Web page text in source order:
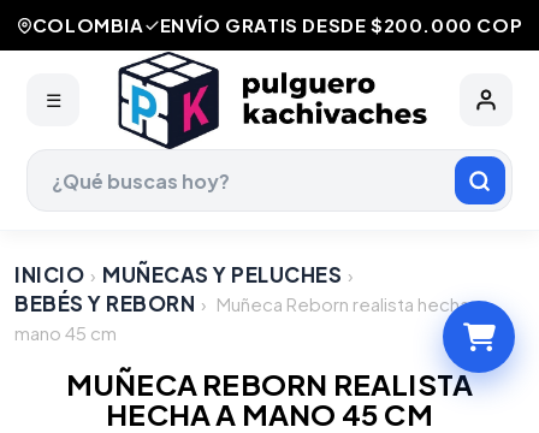
COLOMBIA ENVÍO GRATIS DESDE $200.000 COP
☰
INICIO › MUÑECAS Y PELUCHES ›
BEBÉS Y REBORN › Muñeca Reborn realista hecha a
mano 45 cm
MUÑECA REBORN REALISTA
HECHA A MANO 45 CM